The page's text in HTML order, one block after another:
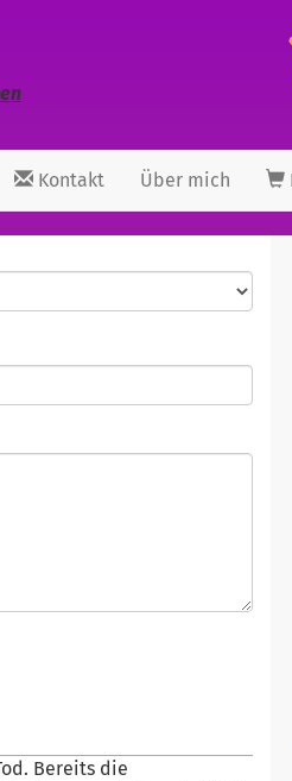
Kontakt Über mich
Bereits die